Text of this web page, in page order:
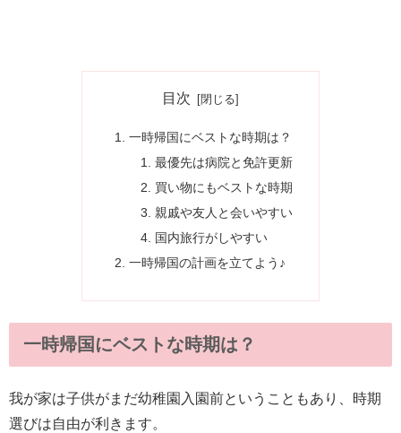
目次
一時帰国にベストな時期は？
最優先は病院と免許更新
買い物にもベストな時期
親戚や友人と会いやすい
国内旅行がしやすい
一時帰国の計画を立てよう♪
一時帰国にベストな時期は？
我が家は子供がまだ幼稚園入園前ということもあり、時期
選びは自由が利きます。